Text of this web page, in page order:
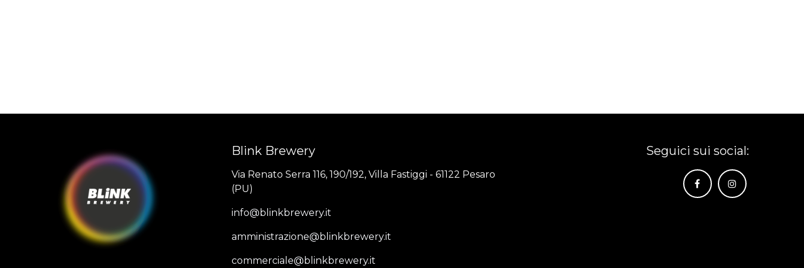
Seguici sui social:
Blink Brewery
Via Renato Serra 116, 190/192, Villa Fastiggi - 61122 Pesaro
(PU)
info@blinkbrewery.it
amministrazione@blinkbrewery.it
commerciale@blinkbrewery.it